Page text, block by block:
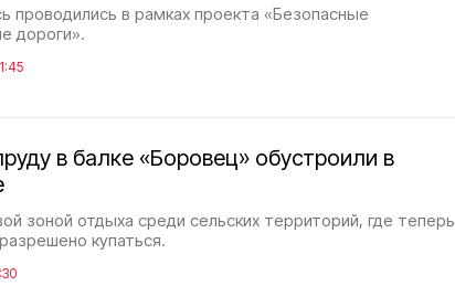
проводились в рамках проекта «Безопасные
дороги».
в балке «Боровец» обустроили в
зоной отдыха среди сельских территорий, где теперь
купаться.